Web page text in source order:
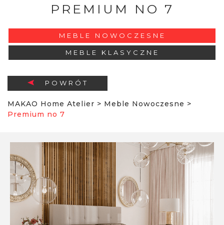
PREMIUM NO 7
MEBLE NOWOCZESNE
MEBLE KLASYCZNE
POWRÓT
MAKAO Home Atelier > Meble Nowoczesne >
Premium no 7